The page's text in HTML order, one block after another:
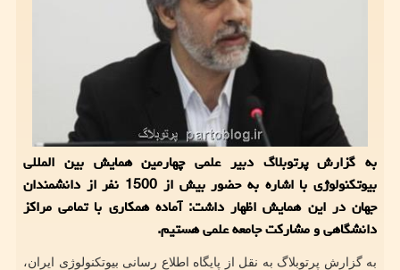
به گزارش پرتوبلاگ دبیر علمی چهارمین همایش بین المللی
بیوتکنولوژی با اشاره به حضور بیش از 1500 نفر از دانشمندان
جهان در این همایش اظهار داشت: آماده همکاری با تمامی مراکز
دانشگاهی و مشارکت جامعه علمی هستیم.
به گزارش پرتوبلاگ به نقل از پایگاه اطلاع رسانی بیوتکنولوژی ایران،